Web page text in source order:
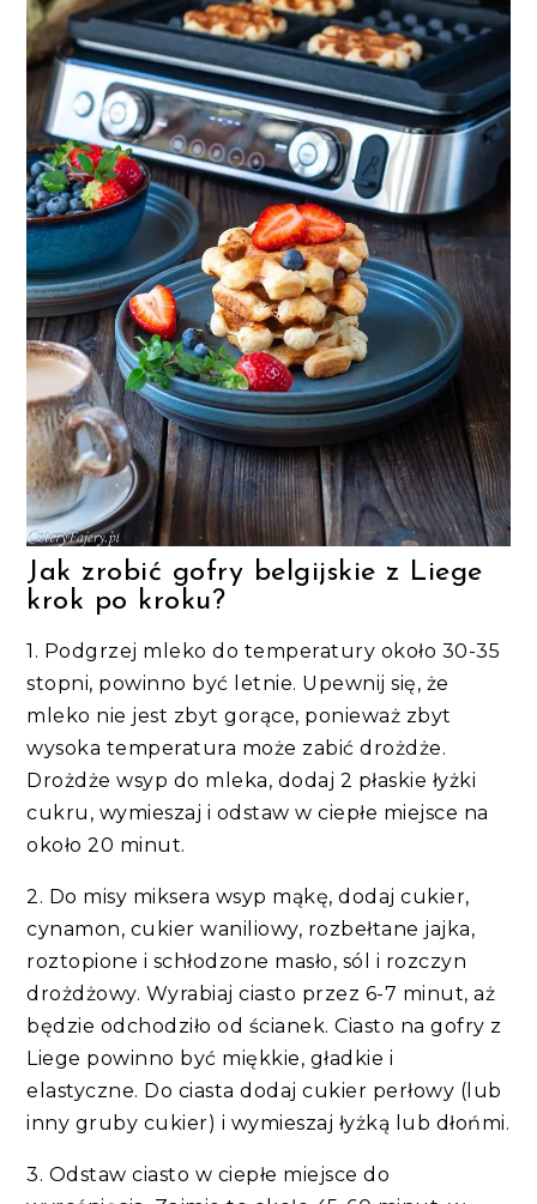
Jak zrobić gofry belgijskie z Liege
krok po kroku?
1. Podgrzej mleko do temperatury około 30-35
stopni, powinno być letnie. Upewnij się, że
mleko nie jest zbyt gorące, ponieważ zbyt
wysoka temperatura może zabić drożdże.
Drożdże wsyp do mleka, dodaj 2 płaskie łyżki
cukru, wymieszaj i odstaw w ciepłe miejsce na
około 20 minut.
2. Do misy miksera wsyp mąkę, dodaj cukier,
cynamon, cukier waniliowy, rozbełtane jajka,
roztopione i schłodzone masło, sól i rozczyn
drożdżowy. Wyrabiaj ciasto przez 6-7 minut, aż
będzie odchodziło od ścianek. Ciasto na gofry z
Liege powinno być miękkie, gładkie i
elastyczne. Do ciasta dodaj cukier perłowy (lub
inny gruby cukier) i wymieszaj łyżką lub dłońmi.
3. Odstaw ciasto w ciepłe miejsce do